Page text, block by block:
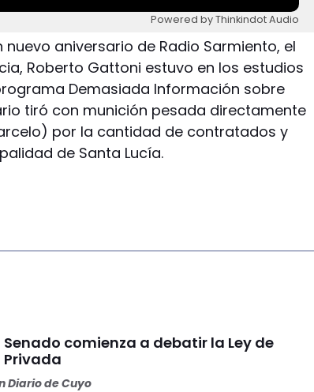
Powered by Thinkindot Audio
nuevo aniversario de Radio Sarmiento, el
Roberto Gattoni estuvo en los estudios
Demasiada Información sobre
tiró con munición pesada directamente
por la cantidad de contratados y
de Santa Lucía.
Senado comienza a debatir la Ley de
Privada
Diario de Cuyo